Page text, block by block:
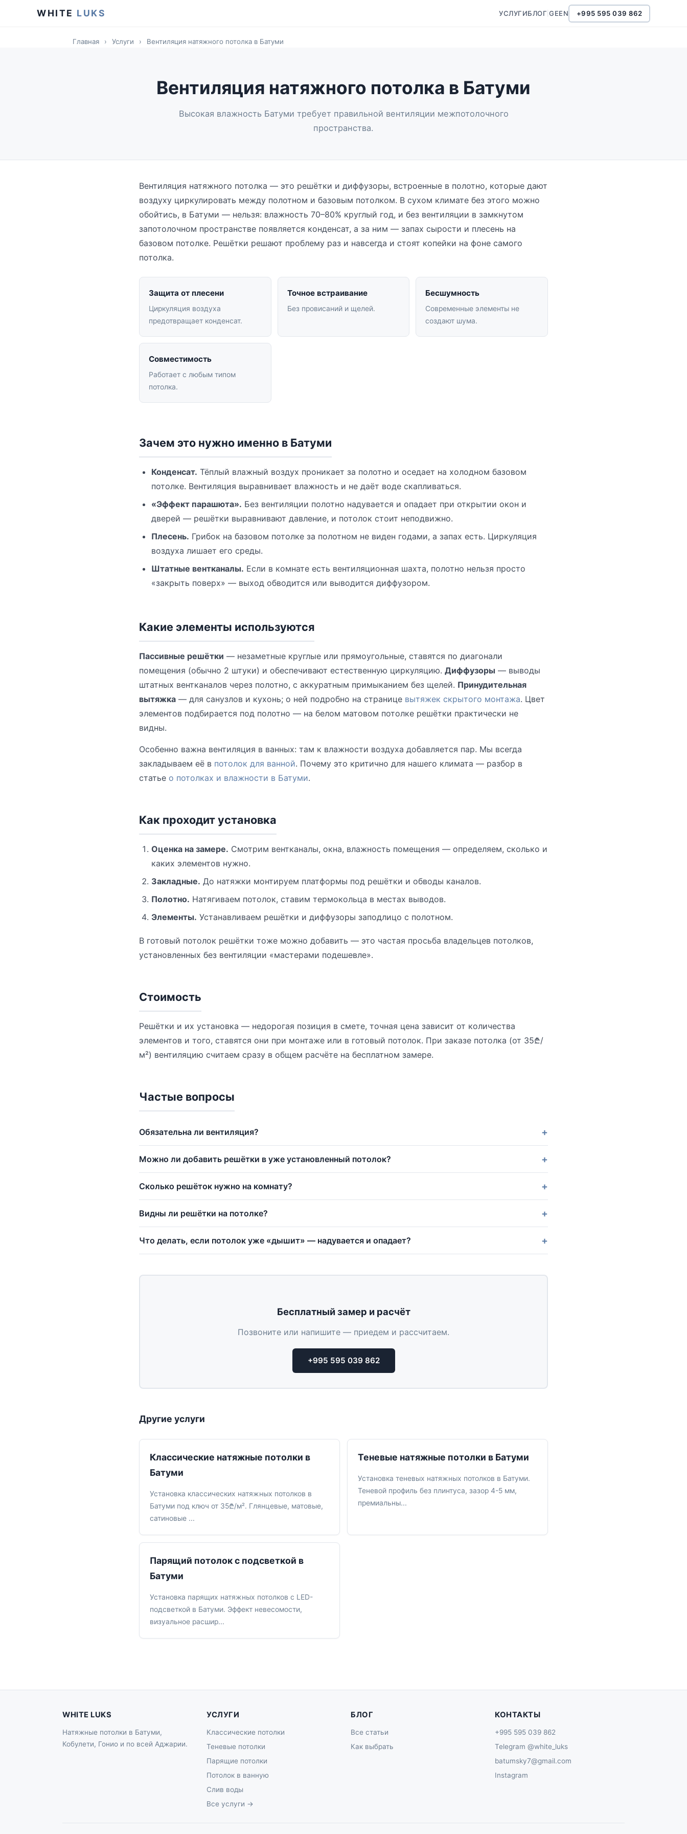
WHITE LUKS УСЛУГИБЛОГ GEEN +995 595 039 862
Главная › Услуги › Вентиляция натяжного потолка в Батуми
Вентиляция натяжного потолка в Батуми
Высокая влажность Батуми требует правильной вентиляции межпотолочного
пространства.
Вентиляция натяжного потолка — это решётки и диффузоры, встроенные в полотно, которые дают
воздуху циркулировать между полотном и базовым потолком. В сухом климате без этого можно
обойтись, в Батуми — нельзя: влажность 70–80% круглый год, и без вентиляции в замкнутом
запотолочном пространстве появляется конденсат, а за ним — запах сырости и плесень на
базовом потолке. Решётки решают проблему раз и навсегда и стоят копейки на фоне самого
потолка.
Защита от плесени
Циркуляция воздуха
предотвращает конденсат.
Точное встраивание
Без провисаний и щелей.
Бесшумность
Современные элементы не
создают шума.
Совместимость
Работает с любым типом
потолка.
Зачем это нужно именно в Батуми
Конденсат. Тёплый влажный воздух проникает за полотно и оседает на холодном базовом
потолке. Вентиляция выравнивает влажность и не даёт воде скапливаться.
«Эффект парашюта». Без вентиляции полотно надувается и опадает при открытии окон и
дверей — решётки выравнивают давление, и потолок стоит неподвижно.
Плесень. Грибок на базовом потолке за полотном не виден годами, а запах есть. Циркуляция
воздуха лишает его среды.
Штатные вентканалы. Если в комнате есть вентиляционная шахта, полотно нельзя просто
«закрыть поверх» — выход обводится или выводится диффузором.
Какие элементы используются
Пассивные решётки — незаметные круглые или прямоугольные, ставятся по диагонали
помещения (обычно 2 штуки) и обеспечивают естественную циркуляцию. Диффузоры — выводы
штатных вентканалов через полотно, с аккуратным примыканием без щелей. Принудительная
вытяжка — для санузлов и кухонь; о ней подробно на странице вытяжек скрытого монтажа. Цвет
элементов подбирается под полотно — на белом матовом потолке решётки практически не
видны.
Особенно важна вентиляция в ванных: там к влажности воздуха добавляется пар. Мы всегда
закладываем её в потолок для ванной. Почему это критично для нашего климата — разбор в
статье о потолках и влажности в Батуми.
Как проходит установка
Оценка на замере. Смотрим вентканалы, окна, влажность помещения — определяем, сколько и
каких элементов нужно.
Закладные. До натяжки монтируем платформы под решётки и обводы каналов.
Полотно. Натягиваем потолок, ставим термокольца в местах выводов.
Элементы. Устанавливаем решётки и диффузоры заподлицо с полотном.
В готовый потолок решётки тоже можно добавить — это частая просьба владельцев потолков,
установленных без вентиляции «мастерами подешевле».
Стоимость
Решётки и их установка — недорогая позиция в смете, точная цена зависит от количества
элементов и того, ставятся они при монтаже или в готовый потолок. При заказе потолка (от 35₾/
м²) вентиляцию считаем сразу в общем расчёте на бесплатном замере.
Частые вопросы
Обязательна ли вентиляция?
Можно ли добавить решётки в уже установленный потолок?
Сколько решёток нужно на комнату?
Видны ли решётки на потолке?
Что делать, если потолок уже «дышит» — надувается и опадает?
Бесплатный замер и расчёт
Позвоните или напишите — приедем и рассчитаем.
+995 595 039 862
Другие услуги
Классические натяжные потолки в
Батуми
Установка классических натяжных потолков в
Батуми под ключ от 35₾/м². Глянцевые, матовые,
сатиновые ...
Теневые натяжные потолки в Батуми
Установка теневых натяжных потолков в Батуми.
Теневой профиль без плинтуса, зазор 4-5 мм,
премиальны...
Парящий потолок с подсветкой в
Батуми
Установка парящих натяжных потолков с LED-
подсветкой в Батуми. Эффект невесомости,
визуальное расшир...
WHITE LUKS
Натяжные потолки в Батуми,
Кобулети, Гонио и по всей Аджарии.
УСЛУГИ
Классические потолки
Теневые потолки
Парящие потолки
Потолок в ванную
Слив воды
Все услуги →
БЛОГ
Все статьи
Как выбрать
КОНТАКТЫ
+995 595 039 862
Telegram @white_luks
batumsky7@gmail.com
Instagram